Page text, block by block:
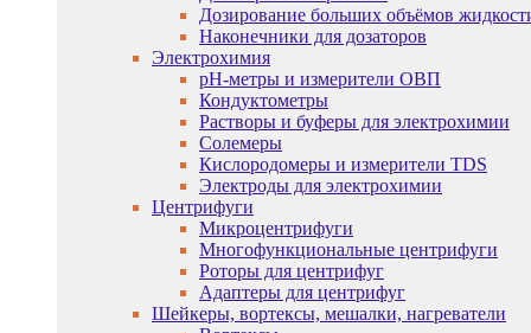
Дозирование больших объёмов
Наконечники для дозаторов
Электрохимия
pH-метры и измерители ОВП
Кондуктометры
Растворы и буферы для электрохимии
Солемеры
Кислородомеры и измерители TDS
Электроды для электрохимии
Центрифуги
Микроцентрифуги
Многофункциональные центрифуги
Роторы для центрифуг
Адаптеры для центрифуг
Шейкеры, вортексы, мешалки, нагреватели